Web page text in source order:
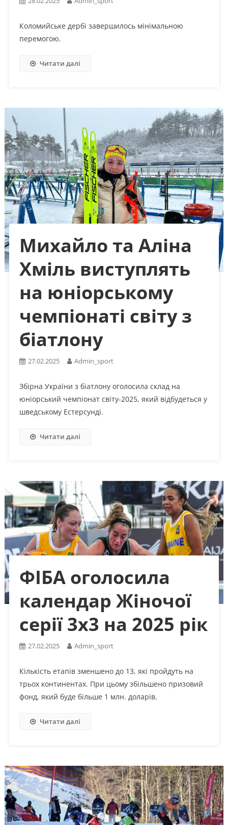
Коломийське дербі завершилось мінімальною
перемогою.
Читати далі
Михайло та Аліна
Хміль виступлять
на юніорському
чемпіонаті світу з
біатлону
27.02.2025 Admin_sport
Збірна України з біатлону оголосила склад на
юніорський чемпіонат світу-2025, який відбудеться у
шведському Естерсунді.
Читати далі
ФІБА оголосила
календар Жіночої
серії 3х3 на 2025 рік
27.02.2025 Admin_sport
Кількість етапів зменшено до 13, які пройдуть на
трьох континентах. При цьому збільшено призовий
фонд, який буде більше 1 млн. доларів.
Читати далі